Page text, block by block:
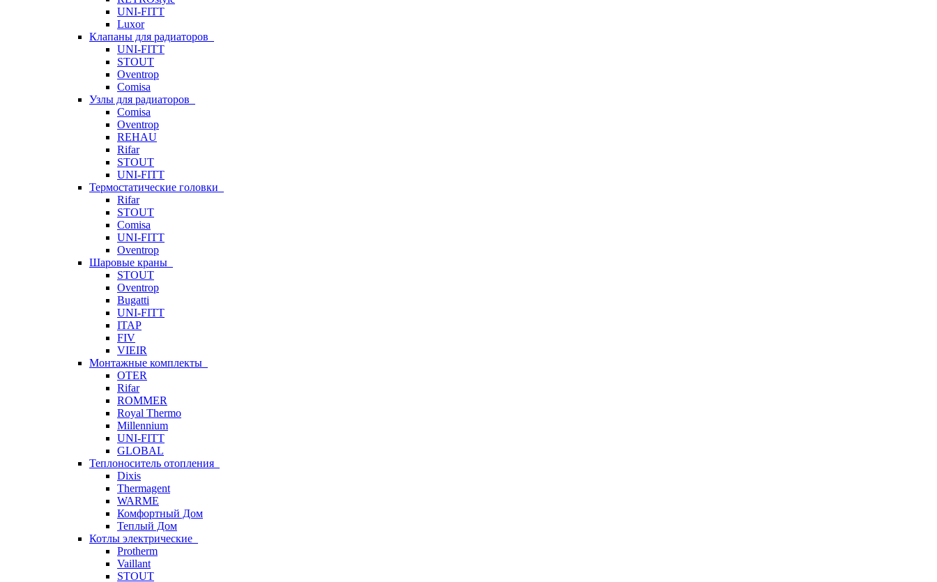
UNI-FITT
Luxor
Клапаны для радиаторов
UNI-FITT
STOUT
Oventrop
Comisa
Узлы для радиаторов
Comisa
Oventrop
REHAU
Rifar
STOUT
UNI-FITT
Термостатические головки
Rifar
STOUT
Comisa
UNI-FITT
Oventrop
Шаровые краны
STOUT
Oventrop
Bugatti
UNI-FITT
ITAP
FIV
VIEIR
Монтажные комплекты
OTER
Rifar
ROMMER
Royal Thermo
Millennium
UNI-FITT
GLOBAL
Теплоноситель отопления
Dixis
Thermagent
WARME
Комфортный Дом
Теплый Дом
Котлы электрические
Protherm
Vaillant
STOUT